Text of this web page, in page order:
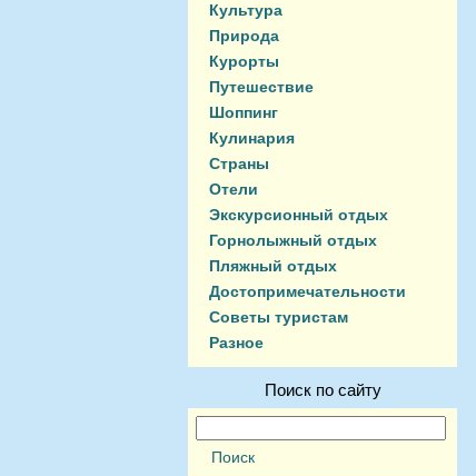
Культура
Природа
Курорты
Путешествие
Шоппинг
Кулинария
Страны
Отели
Экскурсионный отдых
Горнолыжный отдых
Пляжный отдых
Достопримечательности
Советы туристам
Разное
Поиск по сайту